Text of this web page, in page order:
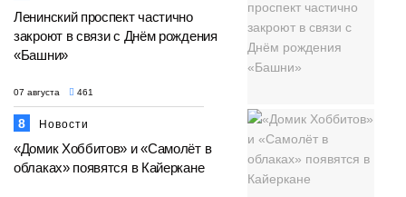
Ленинский проспект частично
закроют в связи с Днём рождения
«Башни»
07 августа 461
8 Новости
«Домик Хоббитов» и «Самолёт в
облаках» появятся в Кайеркане